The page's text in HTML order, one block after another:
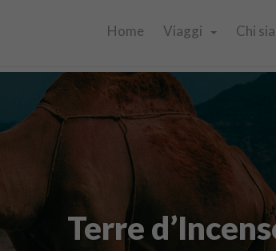
Home Viaggi Chi
Terre